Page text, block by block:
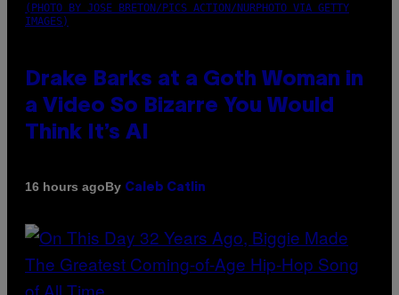
(PHOTO BY JOSE BRETON/PICS ACTION/NURPHOTO VIA GETTY
IMAGES)
Drake Barks at a Goth Woman in
a Video So Bizarre You Would
Think It’s AI
16 hours agoBy Caleb Catlin